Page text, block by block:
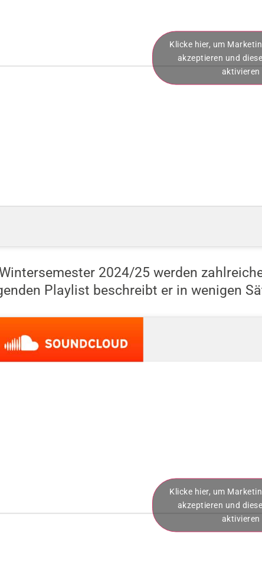
Klicke hier, um
akzeptieren und
aktivieren
2024/25 werden
Playlist beschreibt er in wenigen
Klicke hier, um
akzeptieren und
aktivieren